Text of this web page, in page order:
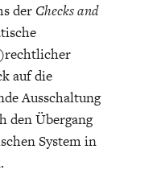
der Checks and
auf die
Ausschaltung
den Übergang
System in